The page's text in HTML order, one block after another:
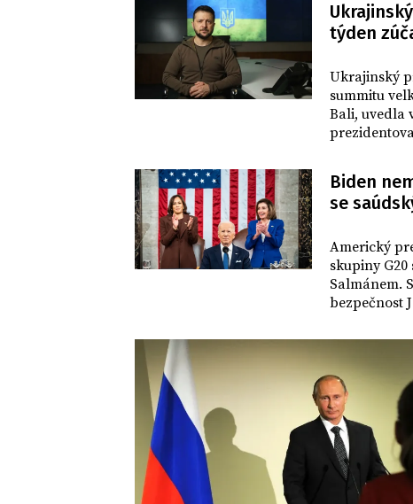
týden
Ukrajinský
summitu
Bali, uvedla
a že
jeho ruský
Biden
se
Americký
skupiny
Salmánem.
bezpečnost
Indonésii.